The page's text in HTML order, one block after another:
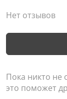
Нет отзывов
Пока никто
это поможет